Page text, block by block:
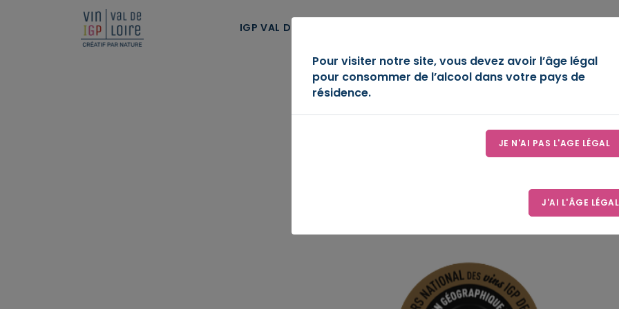
IGP VAL DE LOIRE
Pour visiter notre site, vous devez avoir l’âge légal
pour consommer de l’alcool dans votre pays de
résidence.
JE N'AI PAS L'AGE LÉGAL
J'AI L'ÂGE LÉGAL
Panneau de gestion des cookies